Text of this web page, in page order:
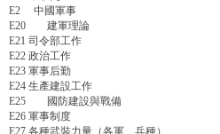
E2 中國軍事
E20 建軍理論
E21 司令部工作
E22 政治工作
E23 軍事后勤
E24 生產建設工作
E25 國防建設與戰備
E26 軍事制度